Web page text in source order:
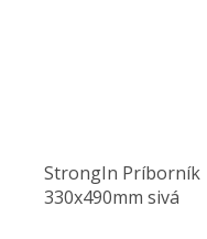
StrongIn Príborník
330x490mm sivá